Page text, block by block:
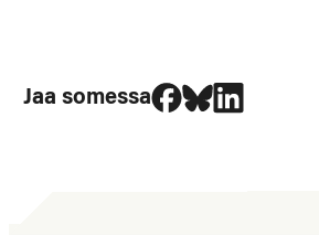
Jaa somessa
Jaa Facebookissa
Jaa Blueskyssa
Jaa